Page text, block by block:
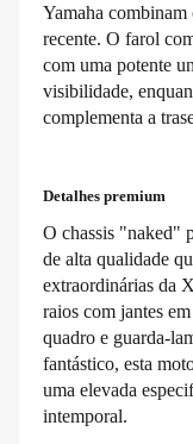
Yamaha
recente. O farol
com uma potente
visibilidade,
complementa a
Detalhes premium
O chassis "naked"
de alta qualidade
extraordinárias da
raios com jantes
quadro e guarda-
fantástico, esta
uma elevada
intemporal.